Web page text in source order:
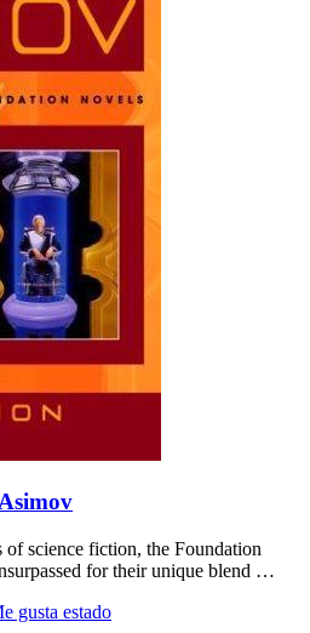
of science fiction, the Foundation
for their unique blend …
gusta estado